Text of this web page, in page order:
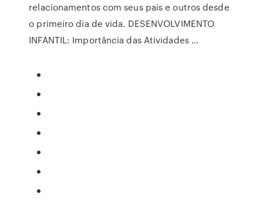
relacionamentos com seus pais e outros desde
o primeiro dia de vida. DESENVOLVIMENTO
INFANTIL: Importância das Atividades ...